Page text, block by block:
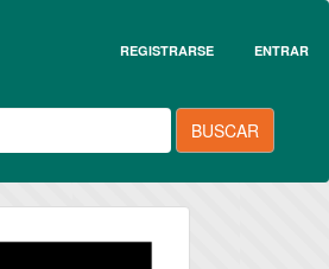
REGISTRARSE ENTRAR
BUSCAR